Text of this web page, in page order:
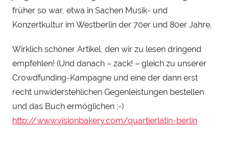
u
früher so war, etwa in Sachen Musik- und
Konzertkultur im Westberlin der 70er und 80er Jahre.
Wirklich schöner Artikel, den wir zu lesen dringend
empfehlen! (Und danach – zack! – gleich zu unserer
Crowdfunding-Kampagne und eine der dann erst
recht unwiderstehlichen Gegenleistungen bestellen
und das Buch ermöglichen ;-)
http://www.visionbakery.com/quartierlatin-berlin